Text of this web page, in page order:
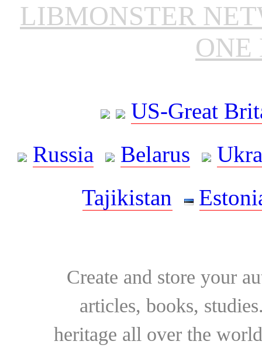
LIBMONSTER
ONE
US-Great
Russia
Belarus
Tajikistan
Create and store your
articles, books,
heritage all over the